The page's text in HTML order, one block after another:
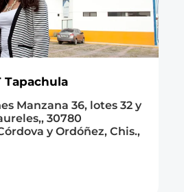
Tapachula
Manzana 36, lotes 32 y
30780
y Ordóñez, Chis.,